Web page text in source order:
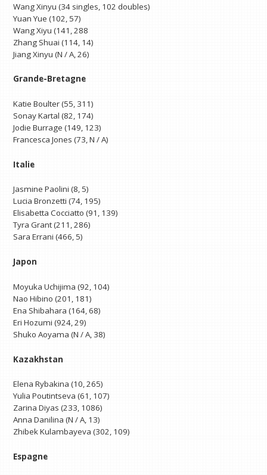
Wang Xinyu (34 singles, 102 doubles)
Yuan Yue (102, 57)
Wang Xiyu (141, 288
Zhang Shuai (114, 14)
Jiang Xinyu (N / A, 26)
Grande-Bretagne
Katie Boulter (55, 311)
Sonay Kartal (82, 174)
Jodie Burrage (149, 123)
Francesca Jones (73, N / A)
Italie
Jasmine Paolini (8, 5)
Lucia Bronzetti (74, 195)
Elisabetta Cocciatto (91, 139)
Tyra Grant (211, 286)
Sara Errani (466, 5)
Japon
Moyuka Uchijima (92, 104)
Nao Hibino (201, 181)
Ena Shibahara (164, 68)
Eri Hozumi (924, 29)
Shuko Aoyama (N / A, 38)
Kazakhstan
Elena Rybakina (10, 265)
Yulia Poutintseva (61, 107)
Zarina Diyas (233, 1086)
Anna Danilina (N / A, 13)
Zhibek Kulambayeva (302, 109)
Espagne